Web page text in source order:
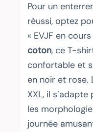
Pour un
réussi, optez
« EVJF en
coton, ce T-
confortable et
en noir et rose.
XXL, il
les
journée